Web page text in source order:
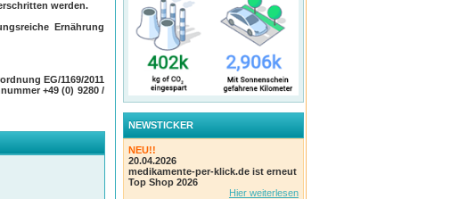
werden.
Ernährung
EG/1169/2011
+49 (0) 9280 /
NEWSTICKER
NEU!!
20.04.2026
medikamente-per-klick.de ist erneut
Top Shop 2026
Hier weiterlesen